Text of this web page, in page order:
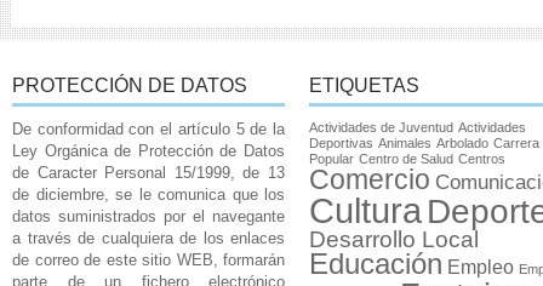
PROTECCIÓN DE DATOS
De conformidad con el artículo 5 de la
Ley Orgánica de Protección de Datos
de Caracter Personal 15/1999, de 13
de diciembre, se le comunica que los
datos suministrados por el navegante
a través de cualquiera de los enlaces
de correo de este sitio WEB, formarán
parte de un fichero electrónico
ETIQUETAS
Actividades de Juventud Actividades
Deportivas Animales Arbolado Carrera
Popular Centro de Salud Centros
Comercio
Cultura
Desarrollo Local
Educación Empleo